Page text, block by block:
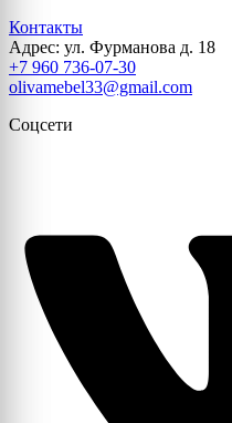
Контакты
Адрес: ул. Фурманова д. 18
+7 960 736-07-30
olivamebel33@gmail.com
Соцсети